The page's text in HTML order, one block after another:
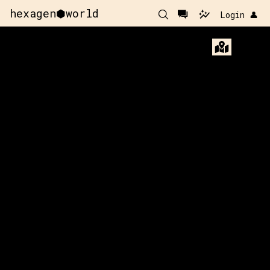
hexagen⬢world Login 👤